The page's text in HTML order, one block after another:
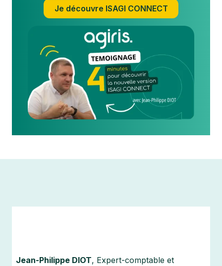
Je découvre ISAGI CONNECT
Jean-Philippe DIOT, Expert-comptable et